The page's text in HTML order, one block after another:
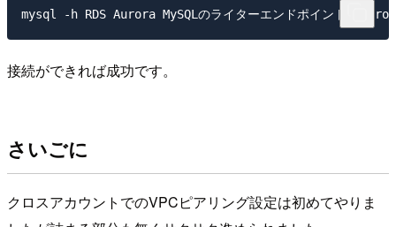
接続ができれば成功です。
さいごに
クロスアカウントでのVPCピアリング設定は初めてやりま